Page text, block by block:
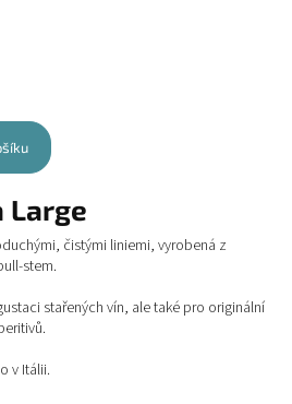
Large
čistými liniemi, vyrobená z
stem.
stařených vín, ale také pro originální
v Itálii.